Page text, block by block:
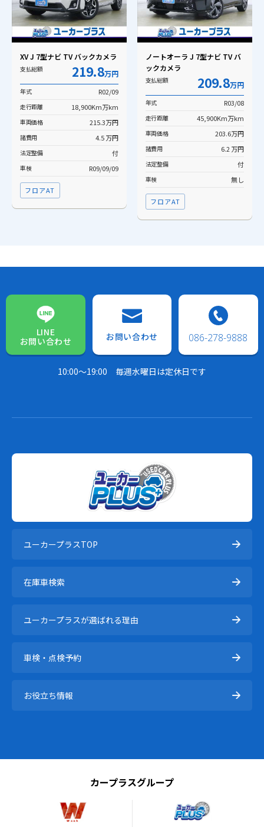
XV J 7型ナビ TV バックカメラ
支払総額 219.8万円
年式 R02/09
走行距離 18,900Km万km
車両価格 215.3万円
諸費用 4.5 万円
法定整備 付
車検 R09/09/09
フロアAT
ノートオーラ J 7型ナビ TV バ
ックカメラ
支払総額 209.8万円
年式 R03/08
走行距離 45,900Km万km
車両価格 203.6万円
諸費用 6.2 万円
法定整備 付
車検 無し
フロアAT
LINE
お問い合わせ
お問い合わせ 086-278-9888
10:00～19:00 毎週水曜日は定休日です
ユーカープラスTOP
在庫⾞検索
ユーカープラスが選ばれる理由
車検・点検予約
お役立ち情報
カープラスグループ